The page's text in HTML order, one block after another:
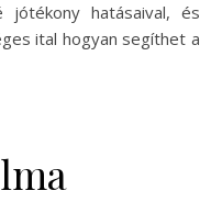
jótékony hatásaival, és
ital hogyan segíthet a